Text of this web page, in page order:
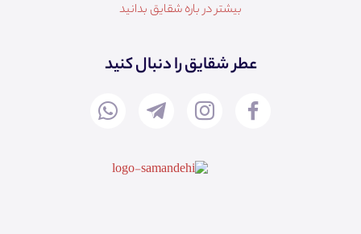
بیشتر در باره شقایق بدانید
عطر شقایق را دنبال کنید